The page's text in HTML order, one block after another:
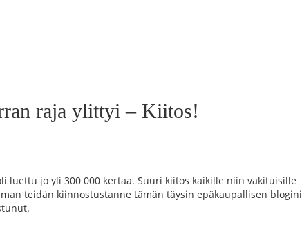
raja ylittyi – Kiitos!
luettu jo yli 300 000 kertaa. Suuri kiitos kaikille niin vakituisille
teidän kiinnostustanne tämän täysin epäkaupallisen blogini